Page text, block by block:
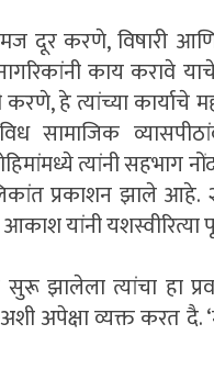
दूर करणे, विषारी
काय करावे
हे त्यांच्या कार्याचे
सामाजिक
त्यांनी सहभाग
प्रकाशन झाले आहे.
आकाश यांनी
सुरू झालेला त्यांचा हा
अपेक्षा व्यक्त करत दै.